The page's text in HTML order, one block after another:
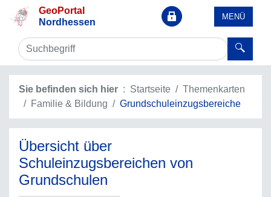
GeoPortal
Nordhessen
MENÜ
Sie befinden sich hier Startseite
Themenkarten
Familie & Bildung
Grundschuleinzugsbereiche
Übersicht über
Schuleinzugsbereichen von
Grundschulen